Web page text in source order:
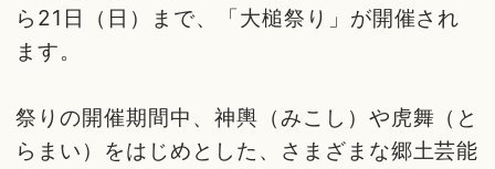
ら21日（日）まで、「大槌祭り」が開催され
ます。
祭りの開催期間中、神輿（みこし）や虎舞（と
らまい）をはじめとした、さまざまな郷土芸能